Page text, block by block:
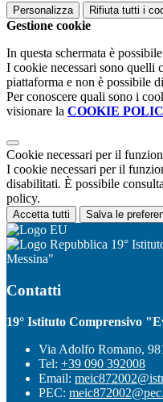
Personalizza Rifiuta tutti i
Gestione cookie
In questa schermata è
I cookie necessari sono quelli
piattaforma e non è possibile
Per conoscere quali sono i
visionare la COOKIE
Cookie necessari per il
I cookie necessari per il
disabilitati. È possibile
policy.
Accetta tutti Salva le
19°
Messina"
Contatti
19° Istituto Comprensivo
Via Adolfo Romano,
Tel: +39 090 392008
Email:
PEC: